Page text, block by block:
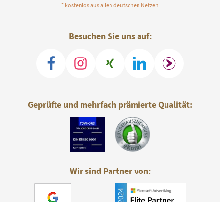
* kostenlos aus allen deutschen Netzen
Besuchen Sie uns auf:
Geprüfte und mehrfach prämierte Qualität:
Wir sind Partner von: